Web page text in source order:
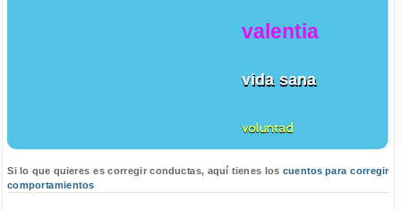
valentia
vida sana
voluntad
Si lo que quieres es corregir conductas, aquí tienes los cuentos para corregir
comportamientos